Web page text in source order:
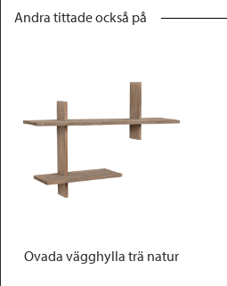
Andra tittade också på
Ovada vägghylla trä natur